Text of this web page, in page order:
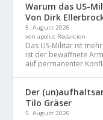
Warum das US-
Von Dirk
5. August 2026
von apolut Redaktion
Das US-Militär ist
ist der bewaffnete
auf permanenter
Der
Tilo Gräser
5. August 2026